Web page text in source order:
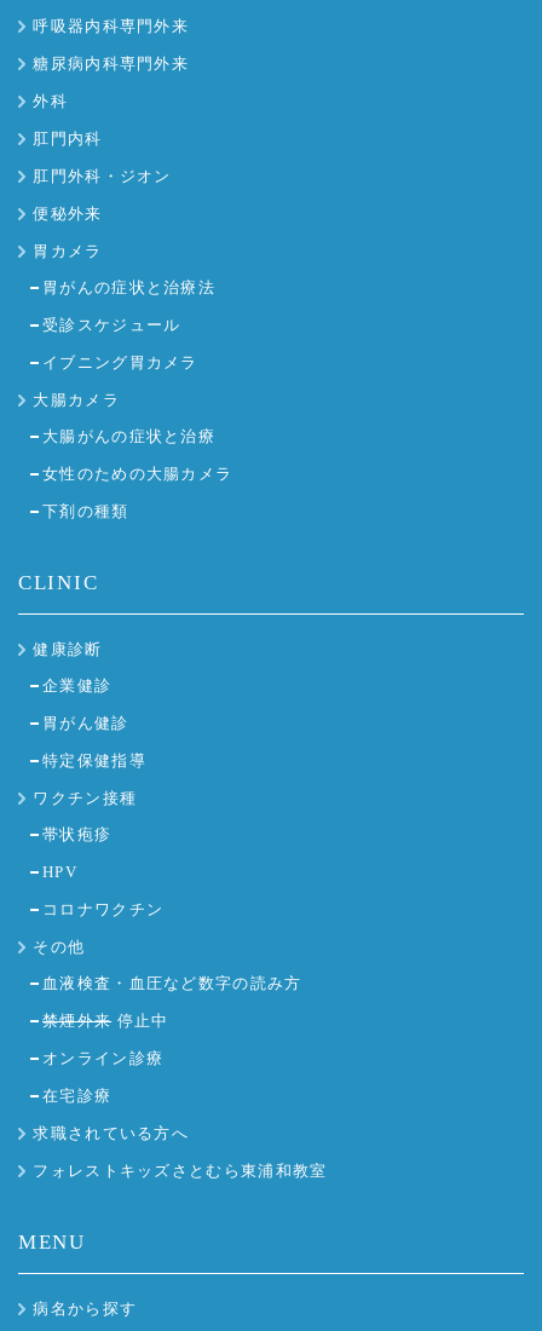
呼吸器内科専門外来
糖尿病内科専門外来
外科
肛門内科
肛門外科・ジオン
便秘外来
胃カメラ
胃がんの症状と治療法
受診スケジュール
イブニング胃カメラ
大腸カメラ
大腸がんの症状と治療
女性のための大腸カメラ
下剤の種類
CLINIC
健康診断
企業健診
胃がん健診
特定保健指導
ワクチン接種
帯状疱疹
HPV
コロナワクチン
その他
血液検査・血圧など数字の読み方
禁煙外来停止中
オンライン診療
在宅診療
求職されている方へ
フォレストキッズさとむら東浦和教室
MENU
病名から探す